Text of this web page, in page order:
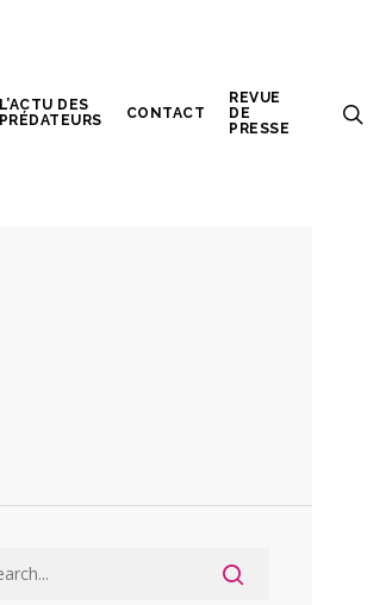
L’ACTU DES
PRÉDATEURS
CONTACT
REVUE
DE
PRESSE